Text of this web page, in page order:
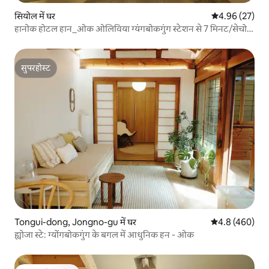
सियोल में घर औसत रेटिंग 5 में
4.96 (27)
हानोक होटल हान_ओक ओलिविया ग्यंगबोकगुंग स्टेशन से 7 मिनट/सेचोन
सुपरहोस्ट
सुपरहोस्ट
Tongui-dong, Jongno-gu में घर औसत रेटिंग 5 में
4.8 (460)
ह्योजा स्टे: ग्योंगबोकगुंग के बगल में आधुनिक हन - ओक